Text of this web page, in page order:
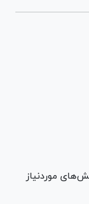
موردنیاز